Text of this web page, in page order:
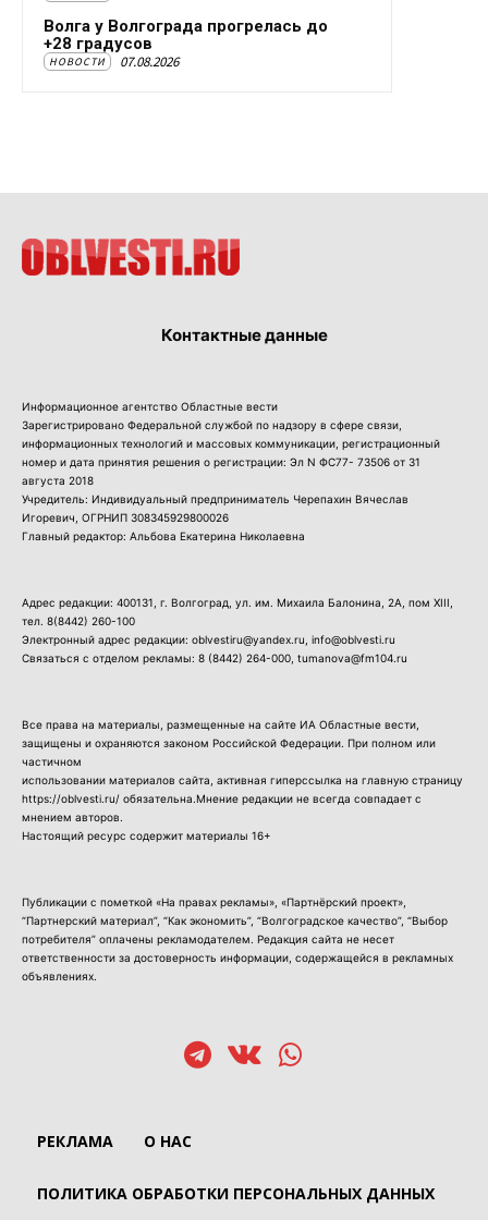
Волга у Волгограда прогрелась до
+28 градусов
НОВОСТИ 07.08.2026
Контактные данные
Информационное агентство Областные вести
Зарегистрировано Федеральной службой по надзору в сфере связи,
информационных технологий и массовых коммуникации, регистрационный
номер и дата принятия решения о регистрации: Эл N ФС77- 73506 от 31
августа 2018
Учредитель: Индивидуальный предприниматель Черепахин Вячеслав
Игоревич, ОГРНИП 308345929800026
Главный редактор: Альбова Екатерина Николаевна
Адрес редакции: 400131, г. Волгоград, ул. им. Михаила Балонина, 2А, пом XIII,
тел. 8(8442) 260-100
Электронный адрес редакции: oblvestiru@yandex.ru, info@oblvesti.ru
Связаться с отделом рекламы: 8 (8442) 264-000 , tumanova@fm104.ru
Все права на материалы, размещенные на сайте ИА Областные вести,
защищены и охраняются законом Российской Федерации. При полном или
частичном
использовании материалов сайта, активная гиперссылка на главную страницу
https://oblvesti.ru/ обязательна.Мнение редакции не всегда совпадает с
мнением авторов.
Настоящий ресурс содержит материалы 16+
Публикации с пометкой «На правах рекламы», «Партнёрский проект»,
“Партнерский материал”, “Как экономить”, “Волгоградское качество”, “Выбор
потребителя” оплачены рекламодателем. Редакция сайта не несет
ответственности за достоверность информации, содержащейся в рекламных
объявлениях.
РЕКЛАМА О НАС
ПОЛИТИКА ОБРАБОТКИ ПЕРСОНАЛЬНЫХ ДАННЫХ